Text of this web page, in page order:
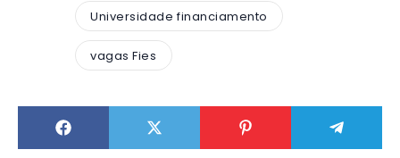
Universidade financiamento
vagas Fies